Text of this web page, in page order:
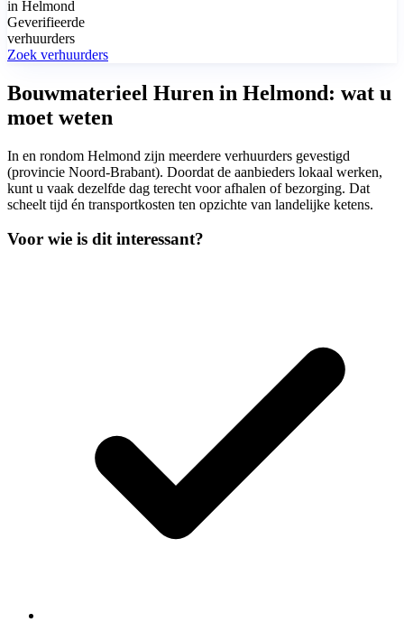
in Helmond
Geverifieerde
verhuurders
Zoek verhuurders
Bouwmaterieel Huren in Helmond: wat u
moet weten
In en rondom Helmond zijn meerdere verhuurders gevestigd
(provincie Noord-Brabant). Doordat de aanbieders lokaal werken,
kunt u vaak dezelfde dag terecht voor afhalen of bezorging. Dat
scheelt tijd én transportkosten ten opzichte van landelijke ketens.
Voor wie is dit interessant?